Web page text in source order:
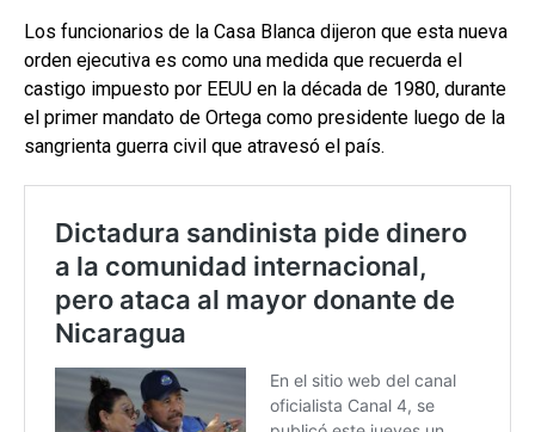
Los funcionarios de la Casa Blanca dijeron que esta nueva
orden ejecutiva es como una medida que recuerda el
castigo impuesto por EEUU en la década de 1980, durante
el primer mandato de Ortega como presidente luego de la
sangrienta guerra civil que atravesó el país.